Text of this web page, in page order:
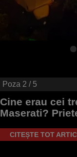
Poza 2 / 5
Cine erau cei
Maserati?
CITEȘTE TOT